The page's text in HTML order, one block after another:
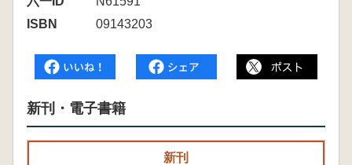
ISBN
09143203
新刊・電子書籍
新刊